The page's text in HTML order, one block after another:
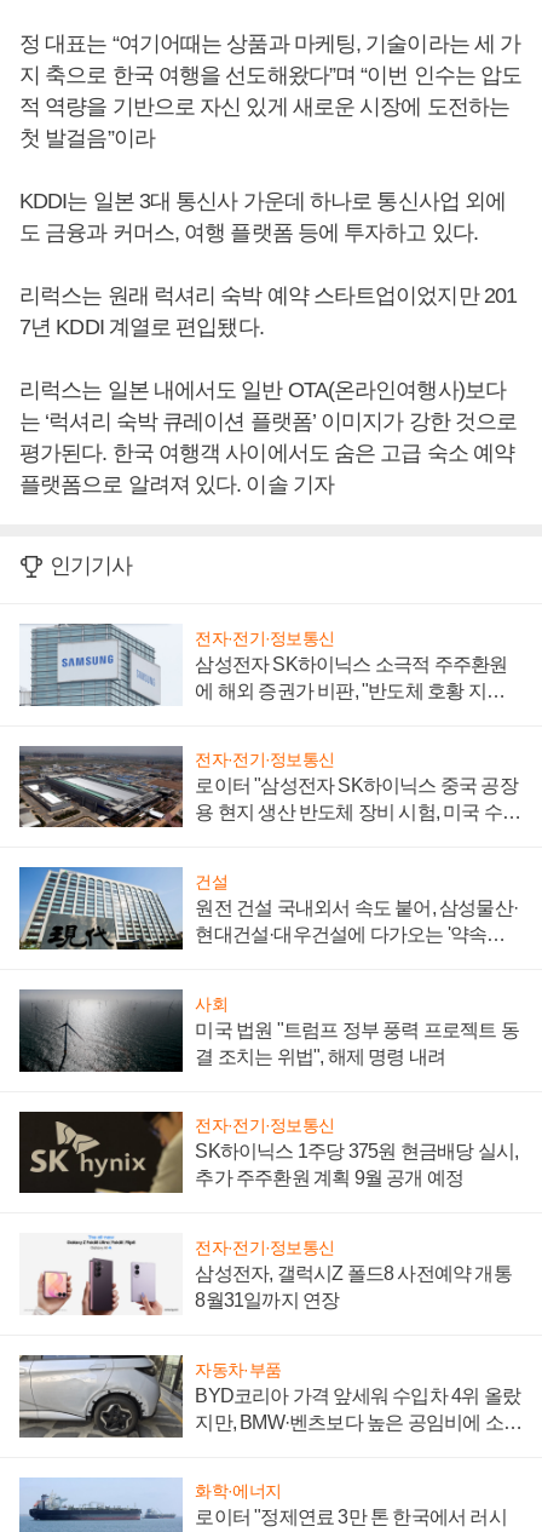
정 대표는 “여기어때는 상품과 마케팅, 기술이라는 세 가
지 축으로 한국 여행을 선도해왔다”며 “이번 인수는 압도
적 역량을 기반으로 자신 있게 새로운 시장에 도전하는
첫 발걸음”이라
KDDI는 일본 3대 통신사 가운데 하나로 통신사업 외에
도 금융과 커머스, 여행 플랫폼 등에 투자하고 있다.
리럭스는 원래 럭셔리 숙박 예약 스타트업이었지만 201
7년 KDDI 계열로 편입됐다.
리럭스는 일본 내에서도 일반 OTA(온라인여행사)보다
는 ‘럭셔리 숙박 큐레이션 플랫폼’ 이미지가 강한 것으로
평가된다. 한국 여행객 사이에서도 숨은 고급 숙소 예약
플랫폼으로 알려져 있다. 이솔 기자
인기기사
전자·전기·정보통신
삼성전자 SK하이닉스 소극적 주주환원
에 해외 증권가 비판, "반도체 호황 지속
전자·전기·정보통신
로이터 "삼성전자 SK하이닉스 중국 공장
용 현지 생산 반도체 장비 시험, 미국 수출
건설
원전 건설 국내외서 속도 붙어, 삼성물산·
현대건설·대우건설에 다가오는 '약속의
사회
미국 법원 "트럼프 정부 풍력 프로젝트 동
결 조치는 위법", 해제 명령 내려
전자·전기·정보통신
SK하이닉스 1주당 375원 현금배당 실시,
추가 주주환원 계획 9월 공개 예정
전자·전기·정보통신
삼성전자, 갤럭시Z 폴드8 사전예약 개통
8월31일까지 연장
자동차·부품
BYD코리아 가격 앞세워 수입차 4위 올랐
지만, BMW·벤츠보다 높은 공임비에 소비
화학·에너지
로이터 "정제연료 3만 톤 한국에서 러시